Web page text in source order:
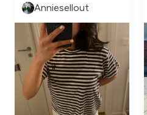
Anniesellout